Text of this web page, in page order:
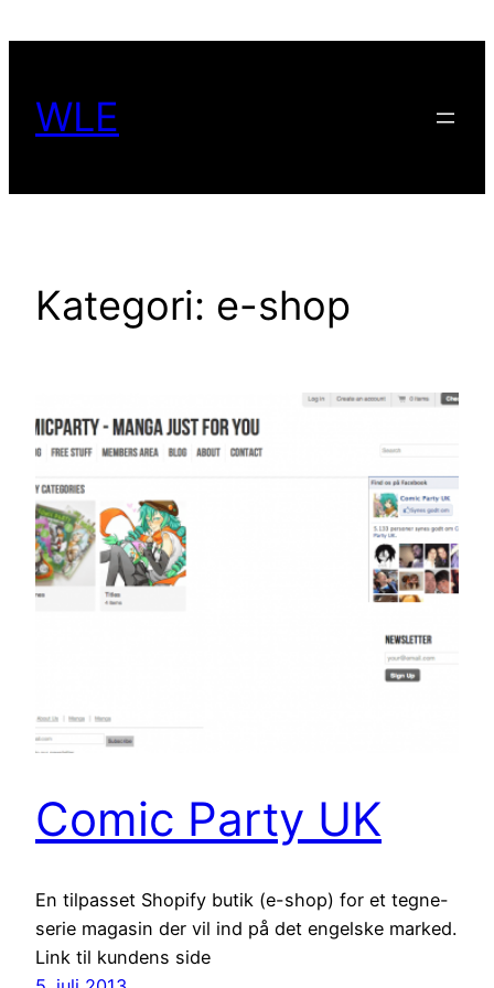
WLE
Kategori: e-shop
Comic Party UK
En tilpasset Shopify butik (e-shop) for et tegne-
serie magasin der vil ind på det engelske marked.
Link til kundens side